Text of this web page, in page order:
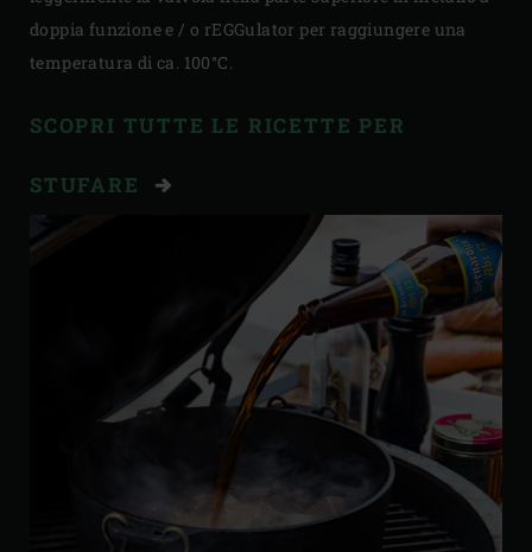
doppia funzione e / o rEGGulator per raggiungere una
temperatura di ca. 100°C.
SCOPRI TUTTE LE RICETTE PER
STUFARE